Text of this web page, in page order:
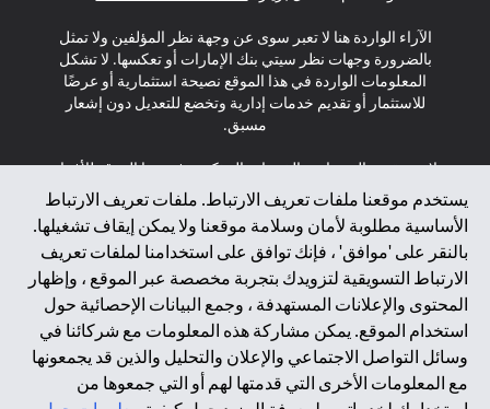
يستخدم موقعنا ملفات تعريف الارتباط. ملفات تعريف الارتباط
الأساسية مطلوبة لأمان وسلامة موقعنا ولا يمكن إيقاف تشغيلها.
بالنقر على 'موافق' ، فإنك توافق على استخدامنا لملفات تعريف
الارتباط التسويقية لتزويدك بتجربة مخصصة عبر الموقع ، وإظهار
المحتوى والإعلانات المستهدفة ، وجمع البيانات الإحصائية حول
استخدام الموقع. يمكن مشاركة هذه المعلومات مع شركائنا في
وسائل التواصل الاجتماعي والإعلان والتحليل والذين قد يجمعونها
مع المعلومات الأخرى التي قدمتها لهم أو التي جمعوها من
الآراء الواردة هنا لا تعبر سوى عن وجهة نظر المؤلفين ولا تمثل
بالضرورة وجهات نظر سيتي بنك الإمارات أو تعكسها. لا تشكل
المعلومات الواردة في هذا الموقع نصيحة استثمارية أو عرضًا
للاستثمار أو تقديم خدمات إدارية وتخضع للتعديل دون إشعار
مسبق.
لا يتم تقديم المنتجات والخدمات المذكورة في هذا الموقع للأفراد
المقيمين في الاتحاد الأوروبي أو المنطقة الاقتصادية الأوروبية أو
سويسرا أو غيرنسي أو جيرسي أو موناكو أو سان مارينو أو
الفاتيكان أو جزيرة مان أو المملكة المتحدة أو خصوصية البيانات
(لائحة حماية البيانات العامة \ قانون حماية البيانات الشخصية
العامة \ قانون خصوصية نيوزيلندا). المحتوى الموجود في هذه
الصفحة ليس ولا ينبغي تفسيره على أنه عرض أو دعوة أو دعوة
لشراء أو بيع أي من المنتجات والخدمات المذكورة هنا لمثل هؤلاء
الأفراد.
*GDPR – اللائحة العامة لحماية البيانات؛ * LGPD – Lei Geral de